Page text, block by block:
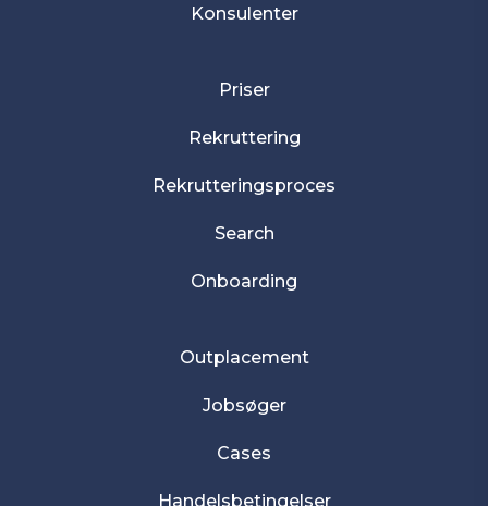
Konsulenter
Priser
Rekruttering
Rekrutteringsproces
Search
Onboarding
Outplacement
Jobsøger
Cases
Handelsbetingelser